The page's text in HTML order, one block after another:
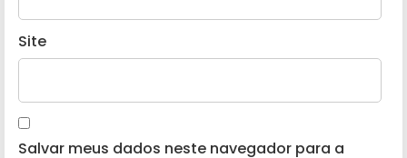
Site
Salvar meus dados neste navegador para a